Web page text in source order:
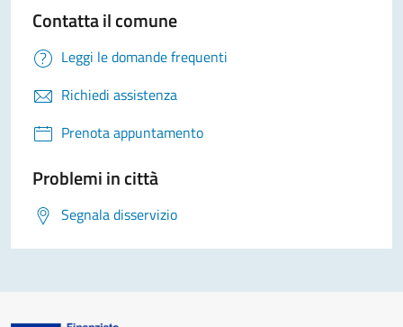
Contatta il comune
Leggi le domande frequenti
Richiedi assistenza
Prenota appuntamento
Problemi in città
Segnala disservizio